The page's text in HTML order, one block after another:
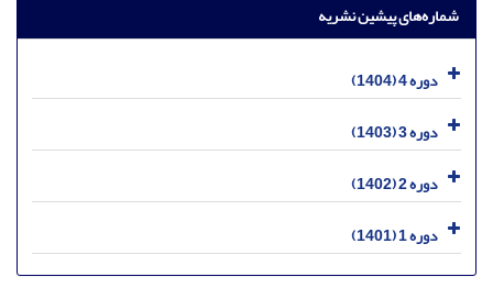
شماره‌های پیشین نشریه
دوره 4 (1404)
دوره 3 (1403)
دوره 2 (1402)
دوره 1 (1401)